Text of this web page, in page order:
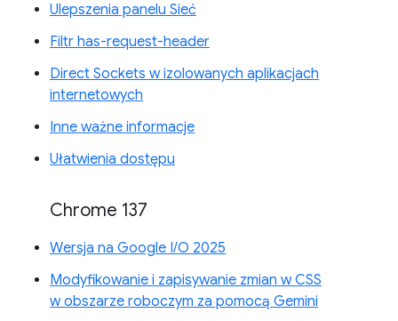
Ulepszenia panelu Sieć
Filtr has-request-header
Direct Sockets w izolowanych aplikacjach
internetowych
Inne ważne informacje
Ułatwienia dostępu
Chrome 137
Wersja na Google I/O 2025
Modyfikowanie i zapisywanie zmian w CSS
w obszarze roboczym za pomocą Gemini